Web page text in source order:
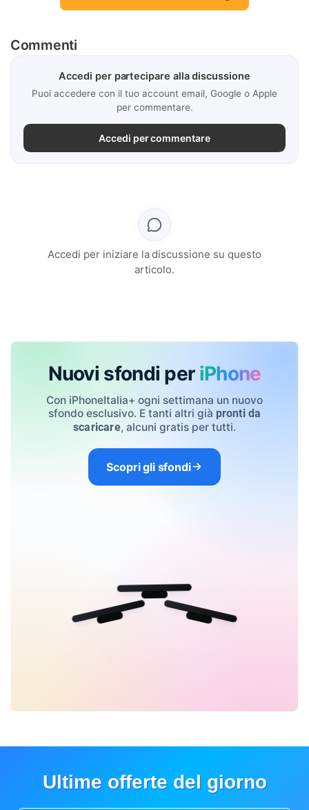
Commenti
Accedi per partecipare alla discussione
Puoi accedere con il tuo account email, Google o Apple
per commentare.
Accedi per commentare
Accedi per iniziare la discussione su questo
articolo.
Nuovi sfondi per iPhone
Con iPhoneItalia+ ogni settimana un nuovo
sfondo esclusivo. E tanti altri già pronti da
scaricare, alcuni gratis per tutti.
Scopri gli sfondi
Ultime offerte del giorno